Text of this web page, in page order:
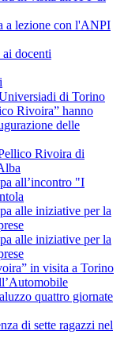
a lezione con l'ANPI
docenti
di Torino
Rivoira” hanno
delle
Rivoira di
all’incontro "I
alle iniziative per la
alle iniziative per la
in visita a Torino
quattro giornate
di sette ragazzi nel